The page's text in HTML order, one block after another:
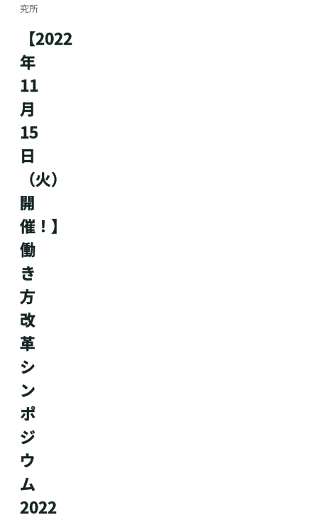
究所
【2022
年
11
月
15
日
（火）
開
催！】
働
き
方
改
革
シ
ン
ポ
ジ
ウ
ム
2022